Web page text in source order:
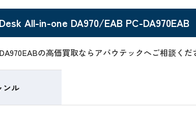
All-in-one DA970/EAB PC-DA970EAB
の高価買取ならアバウテックへご相談くだ
ンル